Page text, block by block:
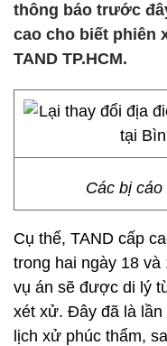
thông báo trước
cao cho biết phiên
TAND TP.HCM.
Các bị
Cụ thể, TAND cấp
trong hai ngày 18
vụ án sẽ được di lý
xét xử. Đây đã là
lịch xử phúc thẩm,